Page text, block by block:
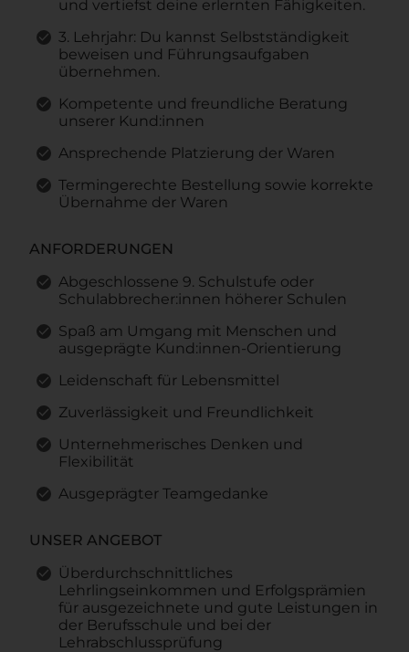
und vertiefst deine erlernten Fähigkeiten.
3. Lehrjahr: Du kannst Selbstständigkeit
beweisen und Führungsaufgaben
übernehmen.
Kompetente und freundliche Beratung
unserer Kund:innen
Ansprechende Platzierung der Waren
Termingerechte Bestellung sowie korrekte
Übernahme der Waren
ANFORDERUNGEN
Abgeschlossene 9. Schulstufe oder
Schulabbrecher:innen höherer Schulen
Spaß am Umgang mit Menschen und
ausgeprägte Kund:innen-Orientierung
Leidenschaft für Lebensmittel
Zuverlässigkeit und Freundlichkeit
Unternehmerisches Denken und
Flexibilität
Ausgeprägter Teamgedanke
UNSER ANGEBOT
Überdurchschnittliches
Lehrlingseinkommen und Erfolgsprämien
für ausgezeichnete und gute Leistungen in
der Berufsschule und bei der
Lehrabschlussprüfung